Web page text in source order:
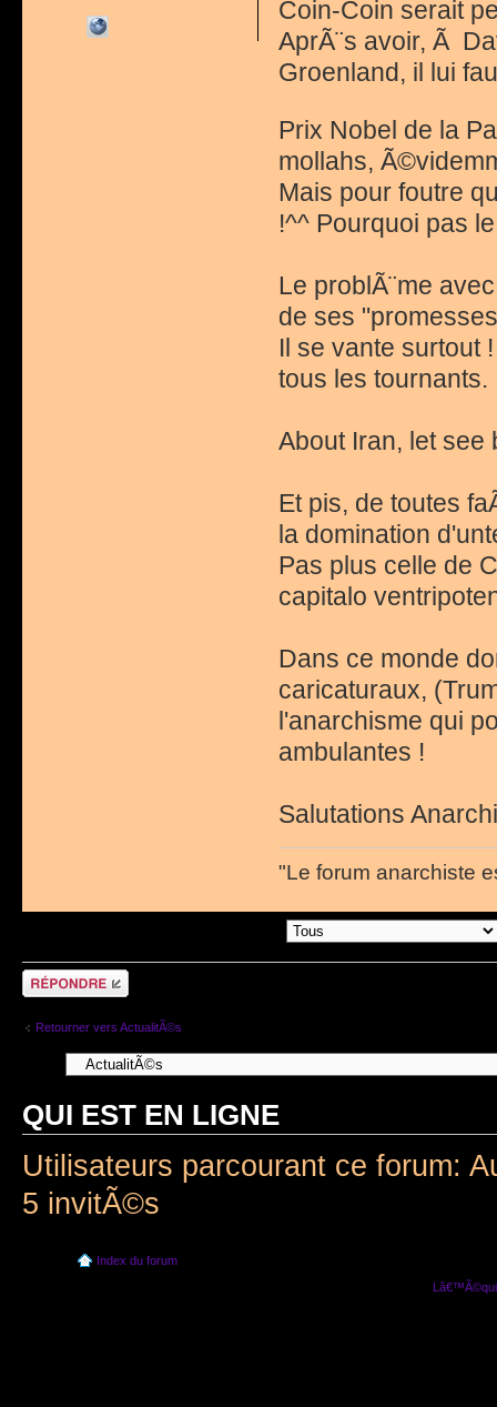
Coin-Coin serait
AprÃ¨s avoir, Ã
Groenland, il lui
Prix Nobel de la
mollahs,
Mais pour foutre
!^^ Pourquoi pas
Le problÃ¨me
de ses
Il se vante surtout
tous les tournants.
About Iran, let see
Et pis, de toutes
la domination
Pas plus celle de
capitalo
Dans ce monde
caricaturaux,
l'anarchisme qui
ambulantes !
Salutations
"Le forum anarchiste
RÃ©pondre
Retourner vers ActualitÃ©s
QUI EST EN LIGNE
Utilisateurs parcourant ce forum:
5 invitÃ©s
Index du forum